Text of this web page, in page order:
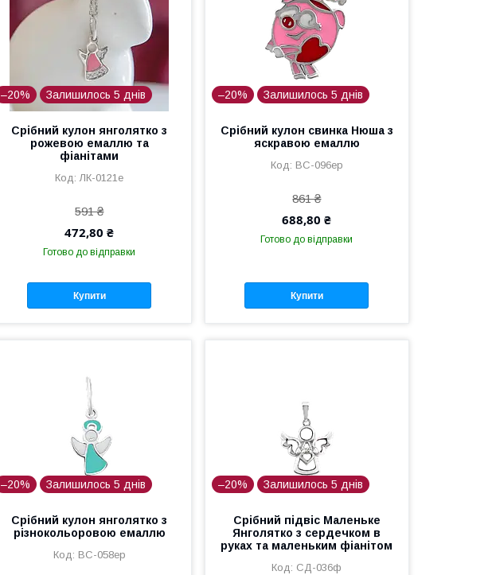
–20% Залишилось 5 днів
Срібний кулон янголятко з
рожевою емаллю та
фіанітами
ЛК-0121е
591 ₴
472,80 ₴
Готово до відправки
Купити
–20% Залишилось 5 днів
Срібний кулон свинка Нюша з
яскравою емаллю
ВС-096ер
861 ₴
688,80 ₴
Готово до відправки
Купити
–20% Залишилось 5 днів
Срібний кулон янголятко з
різнокольоровою емаллю
ВС-058ер
–20% Залишилось 5 днів
Срібний підвіс Маленьке
Янголятко з сердечком в
руках та маленьким фіанітом
СД-036ф